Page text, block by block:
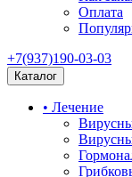
Оплата
+7(937)190-03-03
Каталог
• Лечение